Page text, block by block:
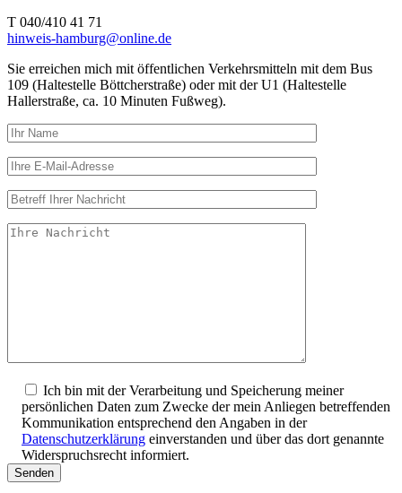
T 040/410 41 71
hinweis-hamburg@online.de
Sie erreichen mich mit öffentlichen Verkehrsmitteln mit dem Bus
109 (Haltestelle Böttcherstraße) oder mit der U1 (Haltestelle
Hallerstraße, ca. 10 Minuten Fußweg).
Ich bin mit der Verarbeitung und Speicherung meiner
persönlichen Daten zum Zwecke der mein Anliegen betreffenden
Kommunikation entsprechend den Angaben in der
Datenschutzerklärung einverstanden und über das dort genannte
Widerspruchsrecht informiert.